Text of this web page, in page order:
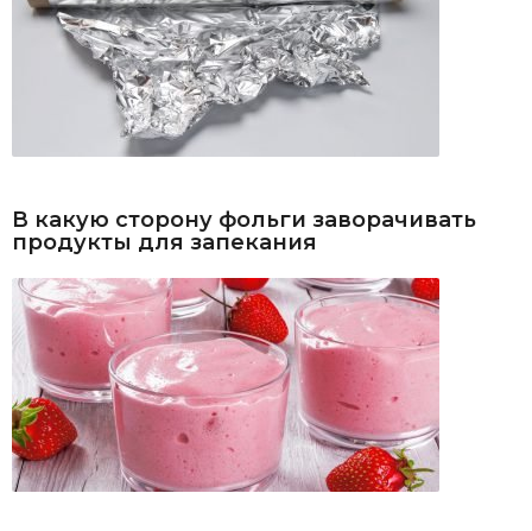
В какую сторону фольги заворачивать
продукты для запекания